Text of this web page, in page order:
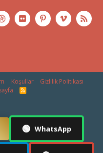
Koşullar
Gizlilik Politikası
R
S
🟢 WhatsApp